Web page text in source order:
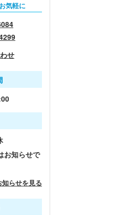
気軽に
お知らせで
知らせを見る